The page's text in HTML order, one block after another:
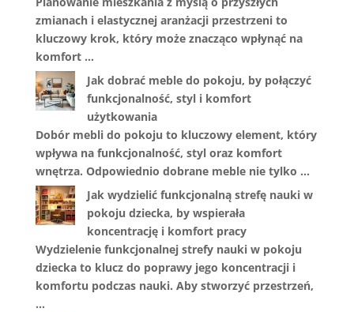
zmianach i elastycznej aranżacji przestrzeni to
kluczowy krok, który może znacząco wpłynąć na
komfort …
Jak dobrać meble do pokoju, by połączyć
funkcjonalność, styl i komfort
użytkowania
Dobór mebli do pokoju to kluczowy element, który
wpływa na funkcjonalność, styl oraz komfort
wnętrza. Odpowiednio dobrane meble nie tylko …
Jak wydzielić funkcjonalną strefę nauki w
pokoju dziecka, by wspierała
koncentrację i komfort pracy
Wydzielenie funkcjonalnej strefy nauki w pokoju
dziecka to klucz do poprawy jego koncentracji i
komfortu podczas nauki. Aby stworzyć przestrzeń,
…